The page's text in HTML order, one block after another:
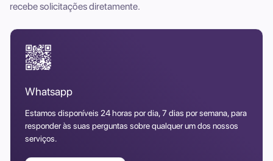
recebe solicitações diretamente.
Whatsapp
Estamos disponíveis 24 horas por dia, 7 dias por semana, para
responder às suas perguntas sobre qualquer um dos nossos
serviços.